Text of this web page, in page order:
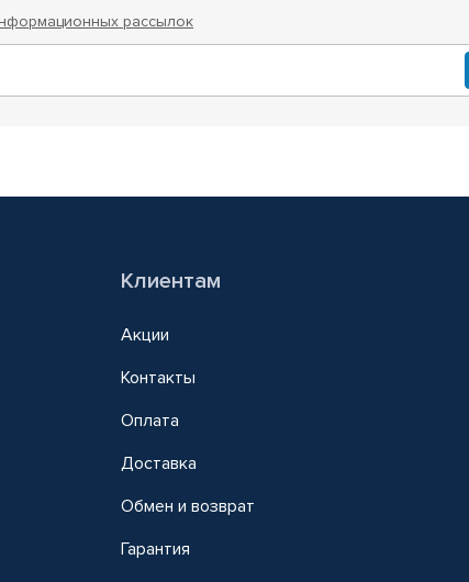
рассылок
Клиентам
Акции
Контакты
Оплата
Доставка
Обмен и возврат
Гарантия